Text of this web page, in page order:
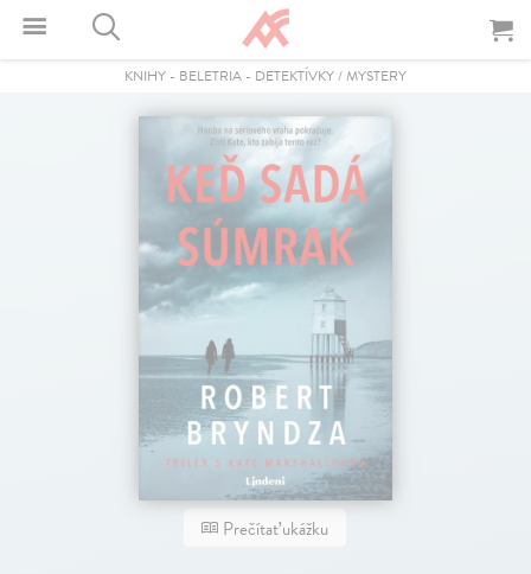
KNIHY - BELETRIA - DETEKTÍVKY / MYSTERY
Prečítať ukážku